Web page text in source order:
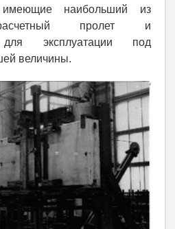
наибольший из
пролет и
для эксплуатации под
величины.